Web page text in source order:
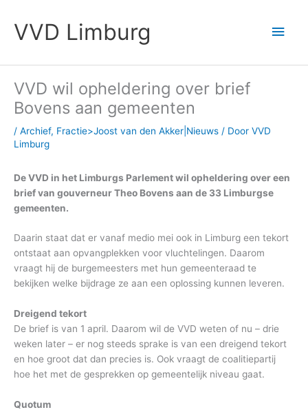
naarVVD Limburg
VVD wil opheldering over brief
Bovens aan gemeenten
/ Archief, Fractie>Joost van den Akker|Nieuws / Door VVD
Limburg
De VVD in het Limburgs Parlement wil opheldering over een
brief van gouverneur Theo Bovens aan de 33 Limburgse
gemeenten.
Daarin staat dat er vanaf medio mei ook in Limburg een tekort
ontstaat aan opvangplekken voor vluchtelingen. Daarom
vraagt hij de burgemeesters met hun gemeenteraad te
bekijken welke bijdrage ze aan een oplossing kunnen leveren.
Dreigend tekort
De brief is van 1 april. Daarom wil de VVD weten of nu – drie
weken later – er nog steeds sprake is van een dreigend tekort
en hoe groot dat dan precies is. Ook vraagt de coalitiepartij
hoe het met de gesprekken op gemeentelijk niveau gaat.
Quotum